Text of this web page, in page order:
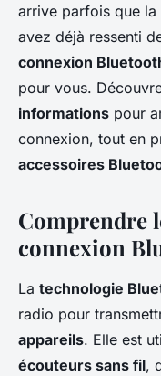
arrive parfois que la
avez déjà ressenti
connexion
pour vous.
informations pour
connexion, tout en
accessoires
Comprendre
connexion
La technologie
radio pour
appareils. Elle est
écouteurs sans fil,